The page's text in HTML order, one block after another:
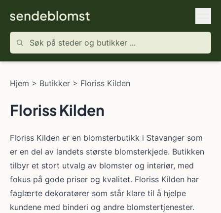
Hjem > Butikker > Floriss Kilden
Floriss Kilden
Floriss Kilden er en blomsterbutikk i Stavanger som
er en del av landets største blomsterkjede. Butikken
tilbyr et stort utvalg av blomster og interiør, med
fokus på gode priser og kvalitet. Floriss Kilden har
faglærte dekoratører som står klare til å hjelpe
kundene med binderi og andre blomstertjenester.